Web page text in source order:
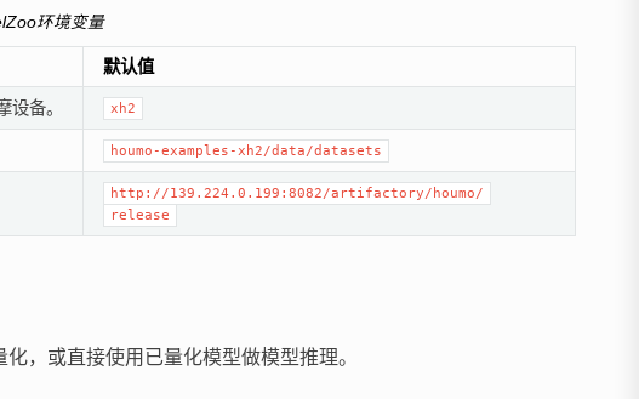
环境变量
默认值
备。 xh2
houmo-examples-xh2/data/datasets
http://139.224.0.199:8082/artifactory/houmo/
release
，或直接使用已量化模型做模型推理。